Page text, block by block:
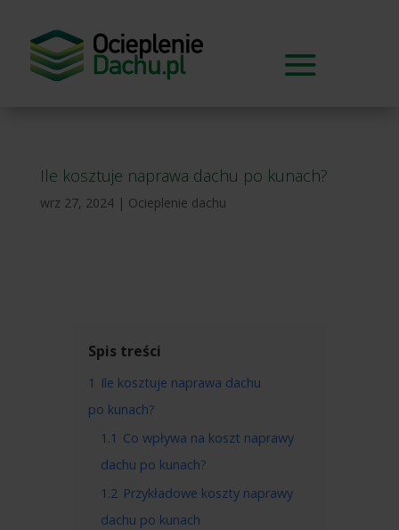
Ile kosztuje naprawa dachu po kunach?
wrz 27, 2024| Ocieplenie dachu
Spis treści
1 Ile kosztuje naprawa dachu
po kunach?
1.1 Co wpływa na koszt naprawy
dachu po kunach?
1.2 Przykładowe koszty naprawy
dachu po kunach